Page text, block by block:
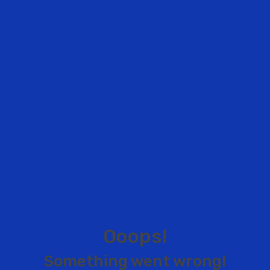
Ooops!
Something went wrong!